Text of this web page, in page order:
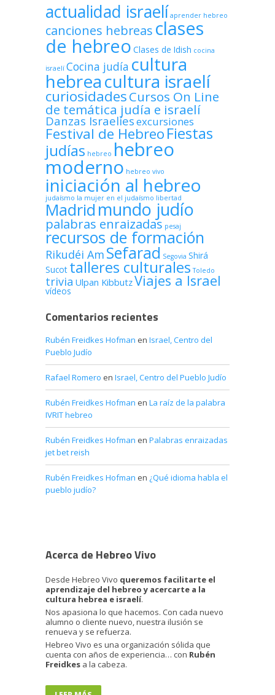
actualidad israelí aprender hebreo
canciones hebreas clases
de hebreo Clases de Idish cocina
israelí Cocina judía cultura
hebreacultura israelí
curiosidadesCursos On Line
de temática judía e israelí
Danzas Israelíesexcursiones
Festival de HebreoFiestas
judías hebreo hebreo
moderno hebreo vivo
iniciación al hebreo
judaísmo la mujer en el judaísmo libertad
Madrid mundo judío
palabras enraizadas pesaj
recursos de formación
Rikudéi Am Sefarad Segovia Shirá
Sucot talleres culturales Toledo
trivia Ulpan KibbutzViajes a Israel
vídeos
Comentarios recientes
Rubén Freidkes Hofman en Israel, Centro del
Pueblo Judío
Rafael Romero en Israel, Centro del Pueblo Judío
Rubén Freidkes Hofman en La raíz de la palabra
IVRIT hebreo
Rubén Freidkes Hofman en Palabras enraizadas
jet bet reish
Rubén Freidkes Hofman en ¿Qué idioma habla el
pueblo judío?
Acerca de Hebreo Vivo
Desde Hebreo Vivo queremos facilitarte el
aprendizaje del hebreo y acercarte a la
cultura hebrea e israelí.
Nos apasiona lo que hacemos. Con cada nuevo
alumno o cliente nuevo, nuestra ilusión se
renueva y se refuerza.
Hebreo Vivo es una organización sólida que
cuenta con años de experiencia… con Rubén
Freidkes a la cabeza.